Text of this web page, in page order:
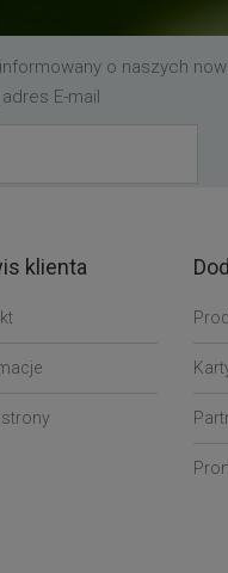
o naszych
E-mail
klienta